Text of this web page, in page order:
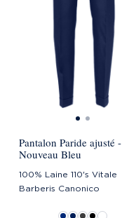
Pantalon Paride ajusté -
Nouveau Bleu
100% Laine 110's Vitale
Barberis Canonico